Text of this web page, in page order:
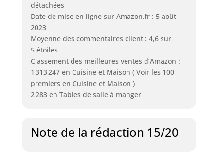
détachées
Date de mise en ligne sur Amazon.fr : 5 août
2023
Moyenne des commentaires client : 4,6 sur
5 étoiles
Classement des meilleures ventes d’Amazon :
1 313 247 en Cuisine et Maison ( Voir les 100
premiers en Cuisine et Maison )
2 283 en Tables de salle à manger
Note de la rédaction 15/20